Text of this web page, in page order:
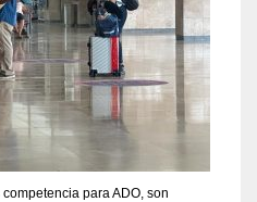
para ADO, son